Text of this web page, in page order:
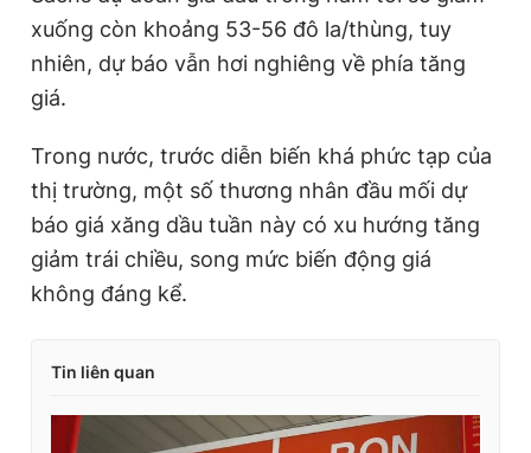
xuống còn khoảng 53-56 đô la/thùng, tuy
nhiên, dự báo vẫn hơi nghiêng về phía tăng
giá.
Trong nước, trước diễn biến khá phức tạp của
thị trường, một số thương nhân đầu mối dự
báo giá xăng dầu tuần này có xu hướng tăng
giảm trái chiều, song mức biến động giá
không đáng kể.
Tin liên quan